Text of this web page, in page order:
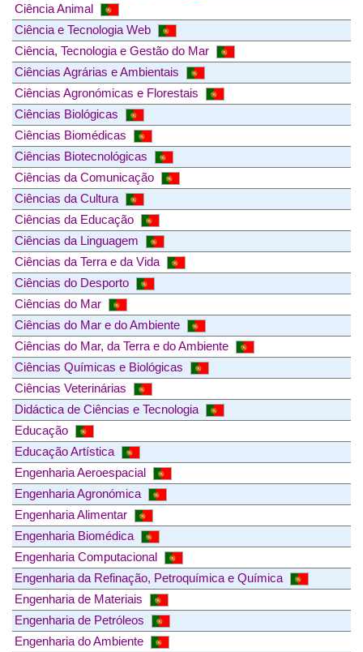
Ciência Animal
Ciência e Tecnologia Web
Ciência, Tecnologia e Gestão do Mar
Ciências Agrárias e Ambientais
Ciências Agronómicas e Florestais
Ciências Biológicas
Ciências Biomédicas
Ciências Biotecnológicas
Ciências da Comunicação
Ciências da Cultura
Ciências da Educação
Ciências da Linguagem
Ciências da Terra e da Vida
Ciências do Desporto
Ciências do Mar
Ciências do Mar e do Ambiente
Ciências do Mar, da Terra e do Ambiente
Ciências Químicas e Biológicas
Ciências Veterinárias
Didáctica de Ciências e Tecnologia
Educação
Educação Artística
Engenharia Aeroespacial
Engenharia Agronómica
Engenharia Alimentar
Engenharia Biomédica
Engenharia Computacional
Engenharia da Refinação, Petroquímica e Química
Engenharia de Materiais
Engenharia de Petróleos
Engenharia do Ambiente